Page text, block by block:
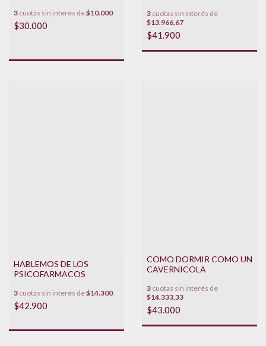
3 cuotas sin interés de$10.000
$30.000
3 cuotas sin interés de
$13.966,67
$41.900
HABLEMOS DE LOS
PSICOFARMACOS
3 cuotas sin interés de$14.300
$42.900
COMO DORMIR COMO UN
CAVERNICOLA
3 cuotas sin interés de
$14.333,33
$43.000